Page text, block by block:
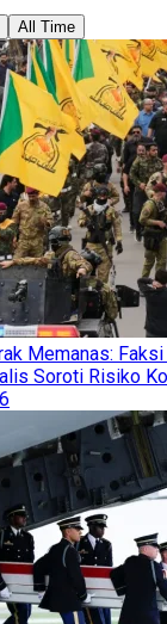
All Time
Memanas:
Soroti Risiko